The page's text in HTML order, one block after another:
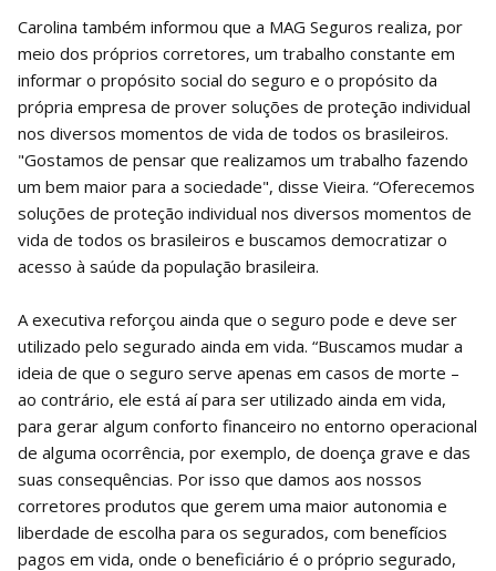
Carolina também informou que a MAG Seguros realiza, por
meio dos próprios corretores, um trabalho constante em
informar o propósito social do seguro e o propósito da
própria empresa de prover soluções de proteção individual
nos diversos momentos de vida de todos os brasileiros.
"Gostamos de pensar que realizamos um trabalho fazendo
um bem maior para a sociedade", disse Vieira. “Oferecemos
soluções de proteção individual nos diversos momentos de
vida de todos os brasileiros e buscamos democratizar o
acesso à saúde da população brasileira.
A executiva reforçou ainda que o seguro pode e deve ser
utilizado pelo segurado ainda em vida. “Buscamos mudar a
ideia de que o seguro serve apenas em casos de morte –
ao contrário, ele está aí para ser utilizado ainda em vida,
para gerar algum conforto financeiro no entorno operacional
de alguma ocorrência, por exemplo, de doença grave e das
suas consequências. Por isso que damos aos nossos
corretores produtos que gerem uma maior autonomia e
liberdade de escolha para os segurados, com benefícios
pagos em vida, onde o beneficiário é o próprio segurado,